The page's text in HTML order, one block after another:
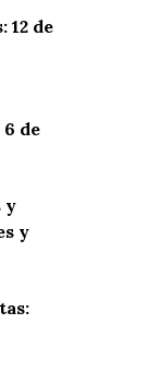
12 de
de
y
y